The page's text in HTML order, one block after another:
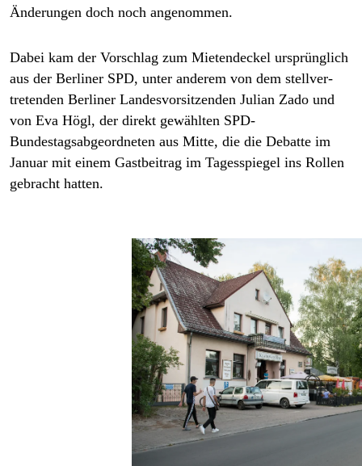
Änderungen doch noch angenommen.
Dabei kam der Vorschlag zum Mietendeckel ursprünglich
aus der Berliner SPD, unter anderem von dem stellver­
tretenden Berliner Landesvorsitzenden Julian Zado und
von Eva Högl, der direkt gewählten SPD-
Bundestagsabgeordneten aus Mitte, die die Debatte im
Januar mit einem Gastbeitrag im Tagesspiegel ins Rollen
gebracht hatten.